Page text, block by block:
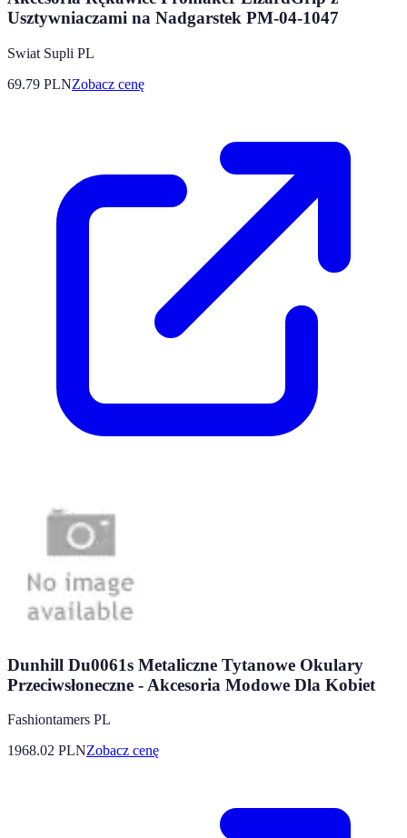
Usztywniaczami na Nadgarstek PM-04-1047
Swiat Supli PL
69.79 PLNZobacz cenę
Dunhill Du0061s Metaliczne Tytanowe Okulary
Przeciwsłoneczne - Akcesoria Modowe Dla Kobiet
Fashiontamers PL
1968.02 PLNZobacz cenę